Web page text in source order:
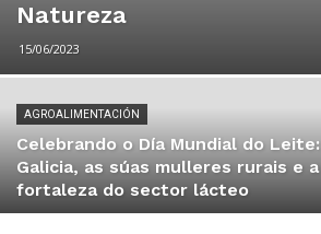
Natureza
15/06/2023
AGROALIMENTACIÓN
Celebrando o Día Mundial do Leite:
Galicia, as súas mulleres rurais e a
fortaleza do sector lácteo